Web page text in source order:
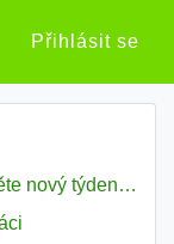
Přihlásit se
Pondělí v práci – začněte nový týden s motivací